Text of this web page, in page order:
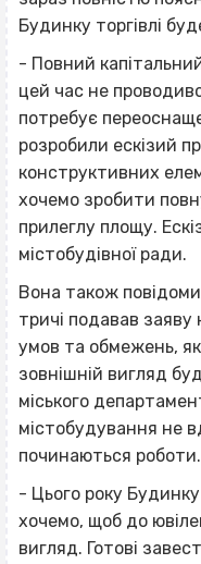
Будинку торгівлі
- Повний
цей час не
потребує
розробили ескізий
конструктивних
хочемо зробити
прилеглу площу.
містобудівної ради.
Вона також
тричі подавав
умов та обмежень,
зовнішній вигляд
міського
містобудування не
починаються роботи.
- Цього року Будинку
хочемо, щоб до
вигляд. Готові